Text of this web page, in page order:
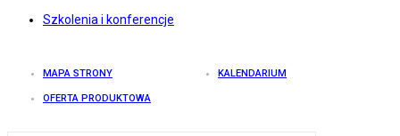
Szkolenia i konferencje
MAPA STRONY KALENDARIUM
OFERTA PRODUKTOWA